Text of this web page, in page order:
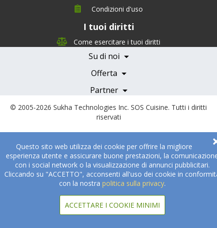
Questo sito web utilizza dei cookie per offrire la migliore
esperienza utente e assicurare buone prestazioni, la
con i social network o la visualizzazione di annunci pubblicitari.
Cliccando su "ACCETTO", acconsenti all'uso dei cookie in
con la nostra politica sulla privacy.
ACCETTARE I COOKIE MINIMI
Condizioni d'uso
I tuoi diritti
Come esercitare i tuoi diritti
Su di noi
Chi siamo
Management Team
Team Nutrizione
Offerta
Testimonials
Servizi e Tariffe
Partner
Medici e Professionisti
Becoming a Partner
© 2005-2026 Sukha Technologies Inc. SOS Cuisine. Tutti i diritti
riservati